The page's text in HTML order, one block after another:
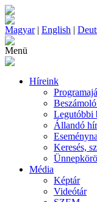
Magyar| English |
Menü
Híreink
Legutóbbi
Állandó
Keresés,
Média
Képtár
Videótár